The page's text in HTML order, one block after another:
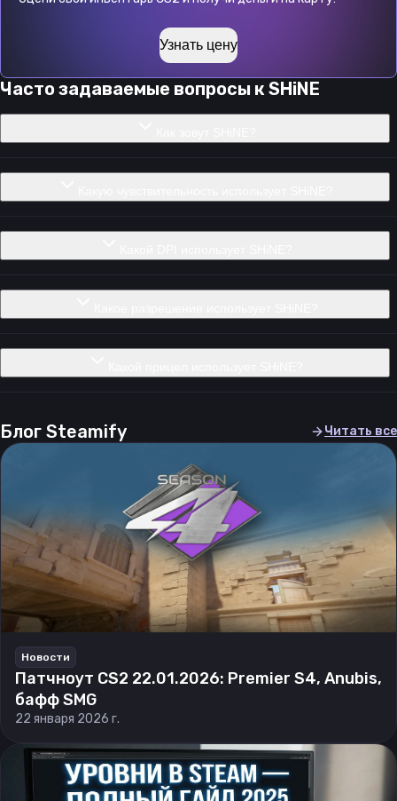
Узнать цену
Часто задаваемые вопросы кSHiNE
Блог Steamify Читать все
Новости
Патчноут CS2 22.01.2026: Premier S4, Anubis,
бафф SMG
22 января 2026 г.